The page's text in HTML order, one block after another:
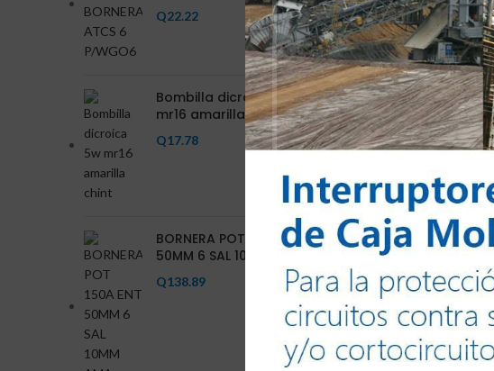
Q22.22
Bombilla dicroica 5w
mr16 amarilla chint
Q17.78
BORNERA POT 150A ENT
50MM 6 SAL 10MM AMA
Q138.89